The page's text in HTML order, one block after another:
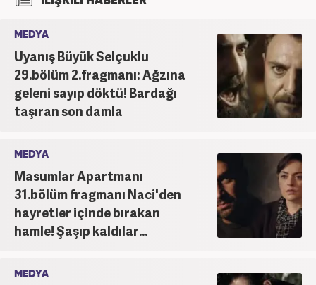
MEDYA
Uyanış Büyük Selçuklu
29.bölüm 2.fragmanı: Ağzına
geleni sayıp döktü! Bardağı
taşıran son damla
MEDYA
Masumlar Apartmanı
31.bölüm fragmanı Naci'den
hayretler içinde bırakan
hamle! Şaşıp kaldılar...
MEDYA